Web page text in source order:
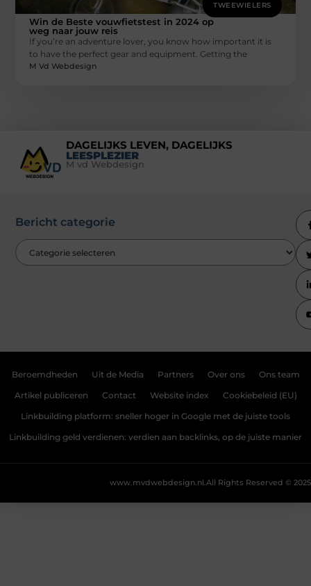
TWEEWIELERS
Win de Beste vouwfietstest in 2024 op
weg naar jouw reis
If you’re an adventure lover, you know how important it is
to have the perfect gear and equipment. Getting the
M Vd Webdesign
DAGELIJKS LEVEN, DAGELIJKS
LEESPLEZIER
M vd Webdesign
Bericht categorie
Beroemdheden Uit de Media Partners Over ons Ons team
Artikel publiceren Contact Website index Cookiebeleid (EU)
Linkbuilding platform: sneller hoger in Google met de juiste tools
Linkbuilding geld verdienen: verdien aan backlinks, op de juiste manier
All Rights Reserved © 2025
www.mvdwebdesign.nl.